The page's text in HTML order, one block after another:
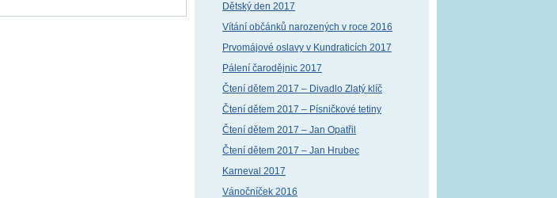
Dětský den 2017
Vítání občánků narozených v roce 2016
Prvomájové oslavy v Kundraticích 2017
Pálení čarodějnic 2017
Čtení dětem 2017 – Divadlo Zlatý klíč
Čtení dětem 2017 – Písničkové tetiny
Čtení dětem 2017 – Jan Opatřil
Čtení dětem 2017 – Jan Hrubec
Karneval 2017
Vánočníček 2016